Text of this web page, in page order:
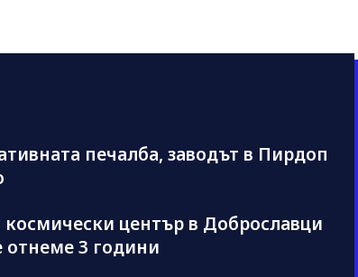
печалба, заводът в Пирдоп
космически център в Доброславци
отнеме 3 години